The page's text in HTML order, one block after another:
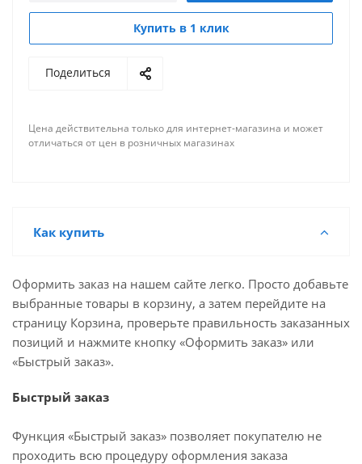
Купить в 1 клик
Поделиться
Цена действительна только для интернет-магазина и может
отличаться от цен в розничных магазинах
Как купить
Оформить заказ на нашем сайте легко. Просто добавьте
выбранные товары в корзину, а затем перейдите на
страницу Корзина, проверьте правильность заказанных
позиций и нажмите кнопку «Оформить заказ» или
«Быстрый заказ».
Быстрый заказ
Функция «Быстрый заказ» позволяет покупателю не
проходить всю процедуру оформления заказа